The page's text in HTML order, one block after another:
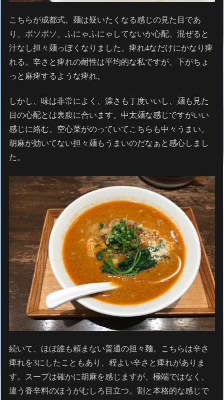
こちらが成都式。麺は疑いたくなる感じの見た目であ
り、ボソボソ、ふにゃふにゃしてないか心配。混ぜると
汁なし担々麺っぽくなりました。痺れ4なだけにかなり痺
れる。辛さと痺れの耐性は平均的な私ですが、下がちょ
っと麻痺するような痺れ。
しかし、味は非常によく、濃さも丁度いいし、麺も見た
目の心配とは裏腹に合います。中太麺な感じですがいい
感じに絡む。空心菜がのっていてこちらも中々うまい。
胡麻が効いてない担々麺もうまいのだなぁと感心しまし
た。
続いて、ほぼ誰も頼まない普通の担々麺。こちらは辛さ
痺れを3にしたこともあり、程よい辛さと痺れがありま
す。スープは確かに胡麻を感じますが、極端ではなく、
違う香辛料のほうがむしろ目立つ。割と本格的な感じで